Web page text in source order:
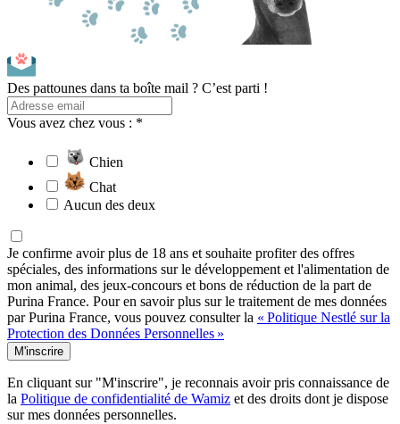
Des pattounes dans ta boîte mail ? C’est parti !
Vous avez chez vous : *
Chien
Chat
Aucun des deux
Je confirme avoir plus de 18 ans et souhaite profiter des offres
spéciales, des informations sur le développement et l'alimentation de
mon animal, des jeux-concours et bons de réduction de la part de
Purina France. Pour en savoir plus sur le traitement de mes données
par Purina France, vous pouvez consulter la « Politique Nestlé sur la
Protection des Données Personnelles »
M'inscrire
En cliquant sur "M'inscrire", je reconnais avoir pris connaissance de
la Politique de confidentialité de Wamiz et des droits dont je dispose
sur mes données personnelles.